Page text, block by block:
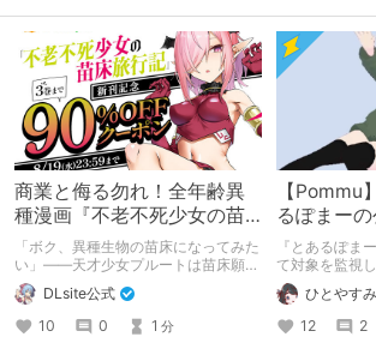
商業と侮る勿れ！全年齢異
種漫画『不老不死少女の苗
床旅行記』新刊記念1～3巻
90%オフクーポン配布中✨
「ボク、異種生物の苗床になってみた
い」――天才少女プルートは苗床願望
を叶えるため、不老不死の体を手に入
れた！ 話題沸騰の全年齢苗床コミッ
クスの新刊が発売開始！ それを記念
して1～3巻まで90%OFFクーポン配
DLsite公式
10
0 1 分
【Pommu
るぽまー
ーカー』
会い編】
『とあるぽま
て対象を監視
このような行
これまでのあ
ひとやす
12
2